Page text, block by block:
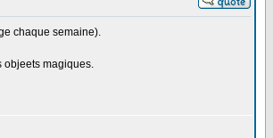
chaque semaine).
objeets magiques.